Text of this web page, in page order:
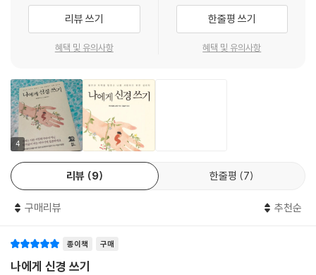
기사가 탄생하는 시기는 대부분 유소년기, 즉 어렸을 때입니다. 성인이 되
고 나서 탄생하는 기사도 있지만, 대부분은 유소년기에 탄생한 기사와 관
련이 있습니다. 많은 기사는 유소년기에 당신의 마음을 지키기 위해 탄생
기사가 탄생하는 계기는 ‘어리지만 스스로 어떻게든 해결할 수밖에 없었던
경험’을 했을 때입니다. 특히 어렸을 적 다음과 같은 상황에 놓이면 기사들
이 많이 탄생합니다.
--- p.79, 「어린아이 스스로 자신을 지키는 법」 중에서
하지만 부모를 비롯한 타자에 대한 원망과 분노로 범벅된 채로 당신의 인
생을 개선할 순 없습니다. 분노나 원망이 치밀어 오르는 그 마음은 충분히
이해합니다. 그 역시 당신 안에 존재 하는 기사가 반응하고 있을 뿐입니다.
있습니다.
--- p.85, 「세상에 완벽한 어른은 없다」 중에서
괴롭게 만드는 문제들을 일으킨다. 당신이 안고 있는 문제의 대부분은 기
사의 활약으로 인한 마음의 방어 반응 때문에 일어나는 것이다.
기』 저자인 하시모토 쇼타는 어린 시절 가족 문제로 고통받고 동일본대지
진 이후 트라우마로 인한 고통도 심했다. 그러던 중 심리 요법, 영양 요법,
음악 요법을 통해 괴로웠던 인생과 마음을 회복하고 다스리며 트라우마를
이겨 낸 경험을 한다. 공인 심리상담사로 활동하는 그의 목표는 단 하나다.
바로 클라이언트의 자립이다. 여러 문제로 고통받고 있는 사람들에게 저자
는 우리 내면에 있는 존재를 알려 주고 스스로 마음과 소통할 수 있는 방법
을 설명한다.
당신이 처한
# 방 정리가 힘들다는 사람
리뷰 쓰기
혜택 및 유의사항
한줄평 쓰기
혜택 및 유의사항
4
리뷰 9 한줄평 7
구매리뷰 추천순
종이책 구매
나에게 신경 쓰기